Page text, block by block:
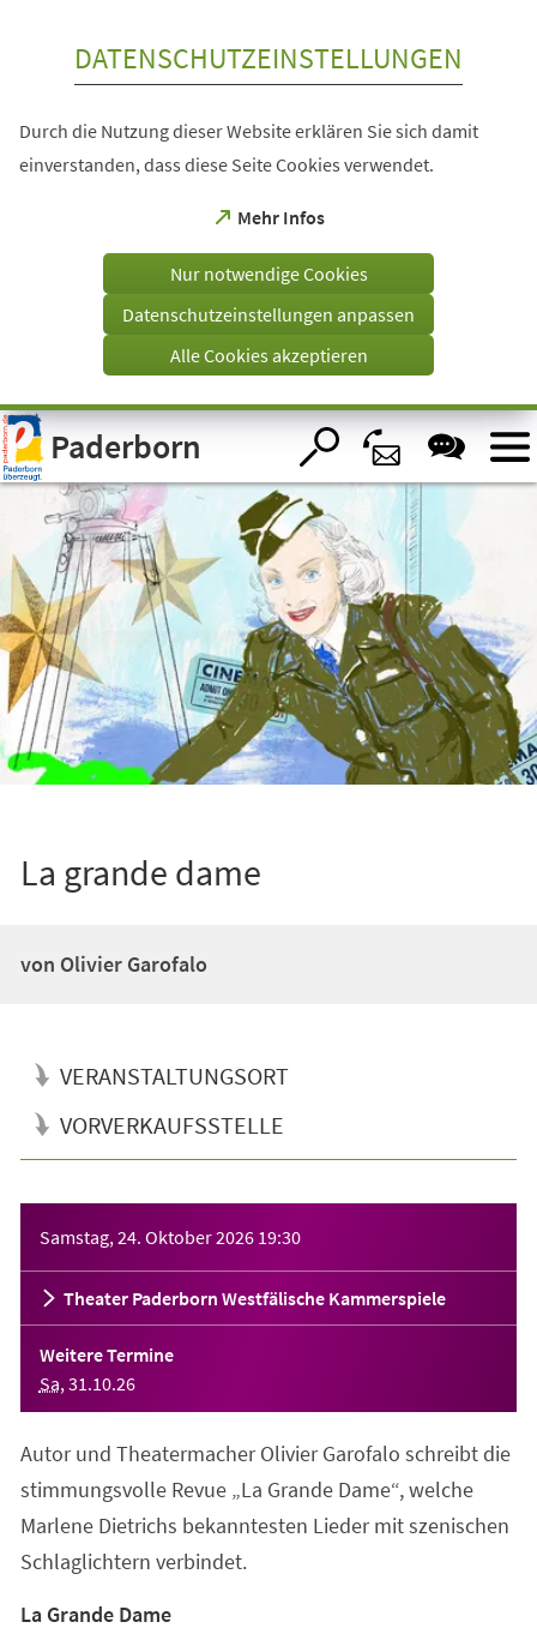
Visuelle
Assistenzsoftware
öffnen.
DATENSCHUTZEINSTELLUNGEN
Durch die Nutzung dieser Website erklären Sie sich damit
einverstanden, dass diese Seite Cookies verwendet.
Mehr Infos
(Öffnet
einem
Tab)
Nur notwendige Cookies
Datenschutzeinstellungen anpassen
Alle Cookies akzeptieren
Paderborn
La grande dame
von Olivier Garofalo
VERANSTALTUNGSORT
VORVERKAUFSSTELLE
Samstag, 24. Oktober 2026 19:30
Theater Paderborn Westfälische Kammerspiele
Weitere Termine
Sa, 31 .10.26
Autor und Theatermacher Olivier Garofalo schreibt die
stimmungsvolle Revue „La Grande Dame“, welche
Marlene Dietrichs bekanntesten Lieder mit szenischen
Schlaglichtern verbindet.
La Grande Dame